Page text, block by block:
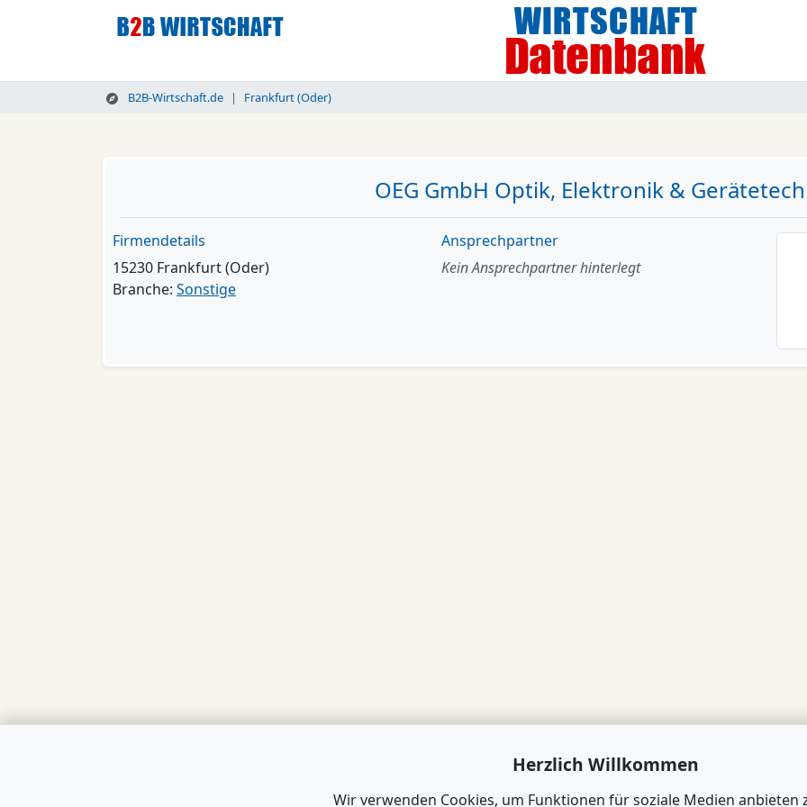
B2B-Wirtschaft.de Frankfurt (Oder)
OEG GmbH Optik, Elektronik &
Firmendetails
15230 Frankfurt (Oder)
Branche: Sonstige
Ansprechpartner
Kein Ansprechpartner hinterlegt
Herzlich Willkommen
Wir verwenden Cookies, um Funktionen für soziale Medien anbieten